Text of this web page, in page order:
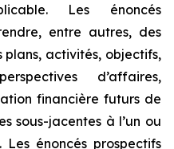
Les énoncés
entre autres, des
activités, objectifs,
d’affaires,
financière futurs de
sous-jacentes à l’un ou
énoncés prospectifs